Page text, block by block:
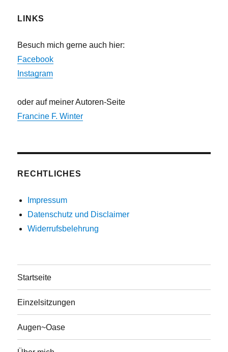
LINKS
Besuch mich gerne auch hier:
Facebook
Instagram
oder auf meiner Autoren-Seite
Francine F. Winter
RECHTLICHES
Impressum
Datenschutz und Disclaimer
Widerrufsbelehrung
Startseite
Einzelsitzungen
Augen~Oase